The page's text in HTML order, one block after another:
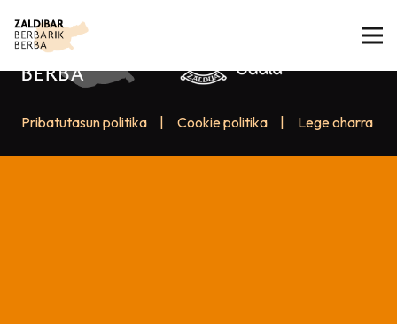
Pribatutasun politika Cookie politika Lege oharra